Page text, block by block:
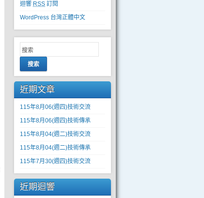
迴響 RSS 訂閱
WordPress 台灣正體中文
搜索
近期文章
115年8月06(週四)技術交流
115年8月06(週四)技術傳承
115年8月04(週二)技術交流
115年8月04(週二)技術傳承
115年7月30(週四)技術交流
近期迴響